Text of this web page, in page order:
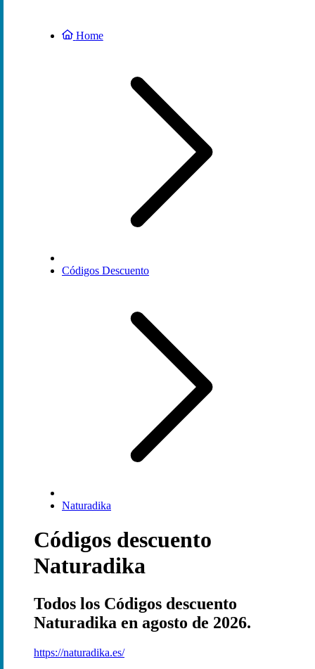
Home
Códigos Descuento
Naturadika
Códigos descuento
Naturadika
Todos los Códigos descuento
Naturadika en agosto de 2026.
https://naturadika.es/